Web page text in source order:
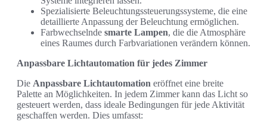
Spezialisierte Beleuchtungssteuerungssysteme, die eine
detaillierte Anpassung der Beleuchtung ermöglichen.
Farbwechselnde smarte Lampen, die die Atmosphäre
eines Raumes durch Farbvariationen verändern können.
Anpassbare Lichtautomation für jedes Zimmer
Die Anpassbare Lichtautomation eröffnet eine breite
Palette an Möglichkeiten. In jedem Zimmer kann das Licht so
gesteuert werden, dass ideale Bedingungen für jede Aktivität
geschaffen werden. Dies umfasst: